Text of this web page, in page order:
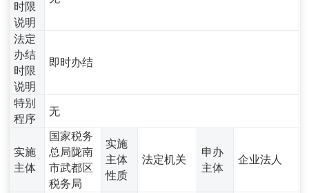
时限
说明
法定
办结
时限
说明
即时办结
特别
程序
无
实施
主体
国家税务
总局陇南
市武都区
税务局
实施
主体
性质
法定机关
申办
主体
企业法人